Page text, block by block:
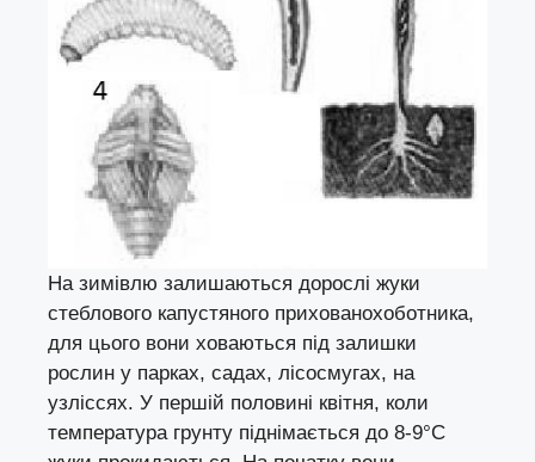
На зимівлю залишаються дорослі жуки
стеблового капустяного прихованохоботника,
для цього вони ховаються під залишки
рослин у парках, садах, лісосмугах, на
узліссях. У першій половині квітня, коли
температура грунту піднімається до 8-9°С